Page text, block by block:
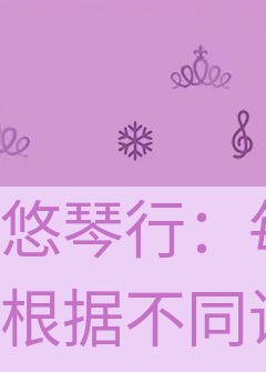
琴行
据不